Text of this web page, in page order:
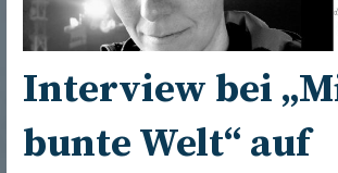
Interview bei
bunte Welt“ auf